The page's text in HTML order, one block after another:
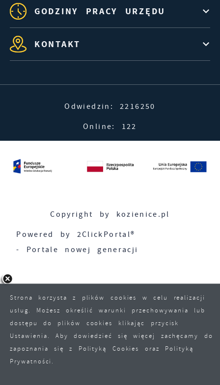
GODZINY PRACY URZĘDU
KONTAKT
Odwiedzin: 2216250
Online: 122
Copyright by kozienice.pl
Powered by 2ClickPortal®
- Portale nowej generacji
Strona korzysta z plików cookies w celu realizacji
usług. Możesz określić warunki przechowywania lub
dostępu do plików cookies klikając przycisk
Ustawienia. Aby dowiedzieć się więcej zachęcamy do
zapoznania się z Polityką Cookies oraz Polityką
Prywatności.